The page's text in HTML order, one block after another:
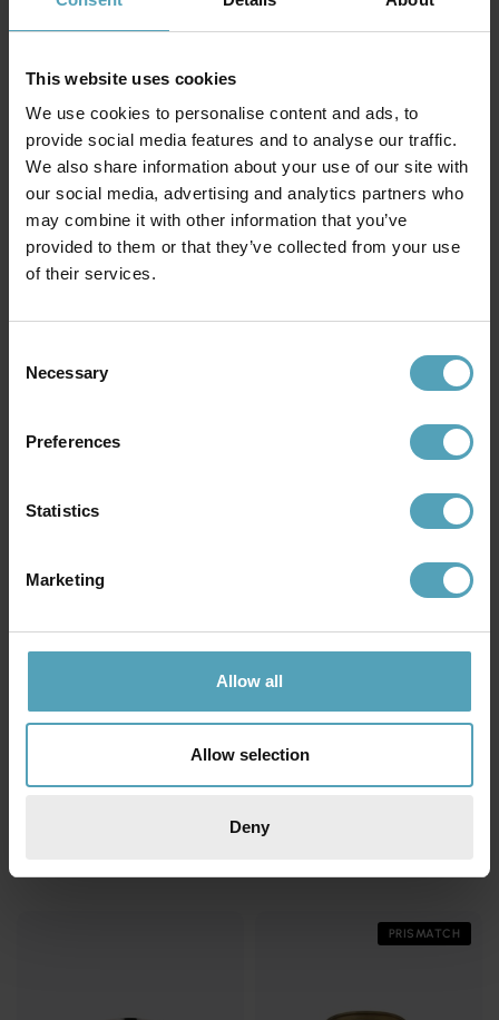
This website uses cookies
We use cookies to personalise content and ads, to
provide social media features and to analyse our traffic.
We also share information about your use of our site with
our social media, advertising and analytics partners who
may combine it with other information that you’ve
provided to them or that they’ve collected from your use
of their services.
Selection
Necessary
Preferences
Statistics
Marketing
Allow all
Allow selection
Deny
Fusion Ø34 plafond
Rek. 2 809 kr
PRISMATCH
Fusion Ø34 plafond
PRISMATCH